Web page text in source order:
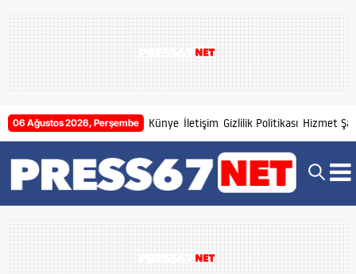
06 Ağustos 2026, Perşembe Künye İletişim Gizlilik Politikası Hizmet